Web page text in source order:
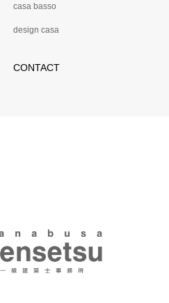
casa basso
design casa
CONTACT